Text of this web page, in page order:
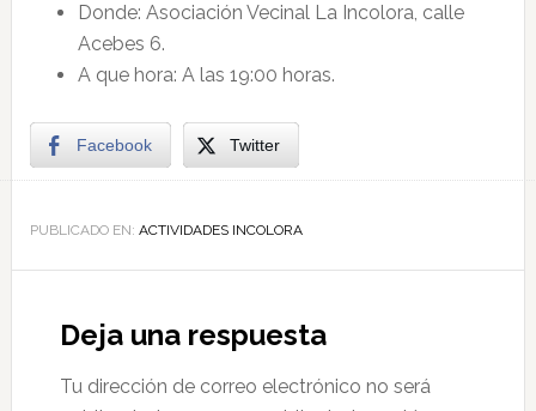
Donde: Asociación Vecinal La Incolora, calle
Acebes 6.
A que hora: A las 19:00 horas.
Facebook Twitter
PUBLICADO EN: ACTIVIDADES INCOLORA
Deja una respuesta
Tu dirección de correo electrónico no será